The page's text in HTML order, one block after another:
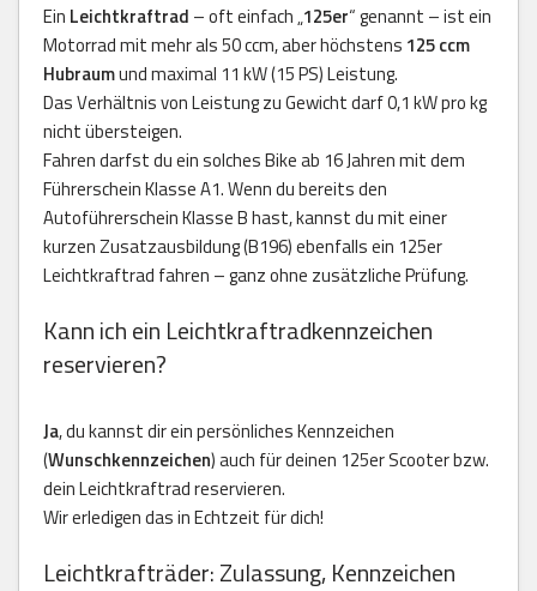
Ein Leichtkraftrad – oft einfach „125er“ genannt – ist ein
Motorrad mit mehr als 50 ccm, aber höchstens 125 ccm
Hubraumund maximal 11 kW (15 PS) Leistung.
Das Verhältnis von Leistung zu Gewicht darf 0,1 kW pro kg
nicht übersteigen.
Fahren darfst du ein solches Bike ab 16 Jahren mit dem
Führerschein Klasse A1. Wenn du bereits den
Autoführerschein Klasse B hast, kannst du mit einer
kurzen Zusatzausbildung (B196) ebenfalls ein 125er
Leichtkraftrad fahren – ganz ohne zusätzliche Prüfung.
Kann ich ein Leichtkraftradkennzeichen
reservieren?
Ja, du kannst dir ein persönliches Kennzeichen
(Wunschkennzeichen) auch für deinen 125er Scooter bzw.
dein Leichtkraftrad reservieren.
Wir erledigen das in Echtzeit für dich!
Leichtkrafträder: Zulassung, Kennzeichen